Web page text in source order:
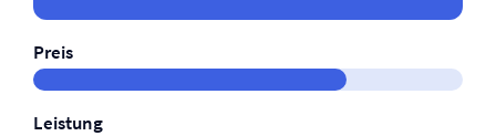
Preis
Leistung